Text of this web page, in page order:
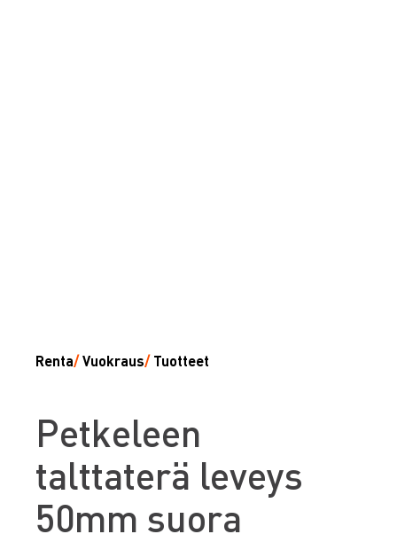
Renta/Vuokraus/ Tuotteet
Petkeleen
talttaterä leveys
50mm suora